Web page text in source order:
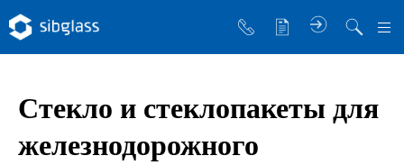
Управляющая компания
Sibglass Trade
Стекло и стеклопакеты для
железнодорожного